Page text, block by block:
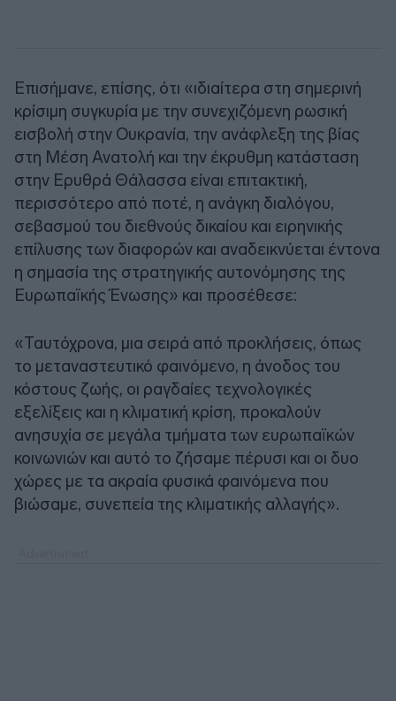
Επισήμανε, επίσης, ότι «ιδιαίτερα στη σημερινή
κρίσιμη συγκυρία με την συνεχιζόμενη ρωσική
εισβολή στην Ουκρανία, την ανάφλεξη της βίας
στη Μέση Ανατολή και την έκρυθμη κατάσταση
στην Ερυθρά Θάλασσα είναι επιτακτική,
περισσότερο από ποτέ, η ανάγκη διαλόγου,
σεβασμού του διεθνούς δικαίου και ειρηνικής
επίλυσης των διαφορών και αναδεικνύεται έντονα
η σημασία της στρατηγικής αυτονόμησης της
Ευρωπαϊκής Ένωσης» και προσέθεσε:
«Ταυτόχρονα, μια σειρά από προκλήσεις, όπως
το μεταναστευτικό φαινόμενο, η άνοδος του
κόστους ζωής, οι ραγδαίες τεχνολογικές
εξελίξεις και η κλιματική κρίση, προκαλούν
ανησυχία σε μεγάλα τμήματα των ευρωπαϊκών
κοινωνιών και αυτό το ζήσαμε πέρυσι και οι δυο
χώρες με τα ακραία φυσικά φαινόμενα που
βιώσαμε, συνεπεία της κλιματικής αλλαγής».